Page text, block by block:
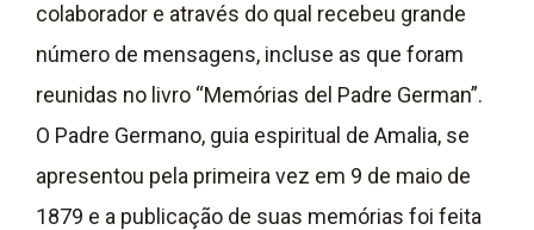
colaborador e através do qual recebeu grande
número de mensagens, incluse as que foram
reunidas no livro “Memórias del Padre German”.
O Padre Germano, guia espiritual de Amalia, se
apresentou pela primeira vez em 9 de maio de
1879 e a publicação de suas memórias foi feita